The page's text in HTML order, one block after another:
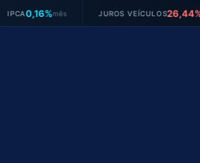
mês JUROS VEÍCULOS26,44%a.a.